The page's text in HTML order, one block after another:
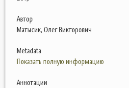
Автор
Матысик, Олег Викторович
Metadata
Показать полную информацию
Аннотации